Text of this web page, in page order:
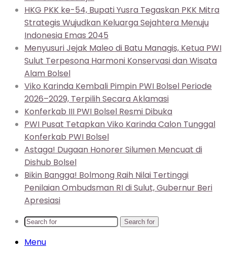
HKG PKK ke-54, Bupati Yusra Tegaskan PKK Mitra
Strategis Wujudkan Keluarga Sejahtera Menuju
Indonesia Emas 2045
Menyusuri Jejak Maleo di Batu Managis, Ketua PWI
Sulut Terpesona Harmoni Konservasi dan Wisata
Alam Bolsel
Viko Karinda Kembali Pimpin PWI Bolsel Periode
2026–2029, Terpilih Secara Aklamasi
Konferkab III PWI Bolsel Resmi Dibuka
PWI Pusat Tetapkan Viko Karinda Calon Tunggal
Konferkab PWI Bolsel
Astaga! Dugaan Honorer Silumen Mencuat di
Dishub Bolsel
Bikin Bangga! Bolmong Raih Nilai Tertinggi
Penilaian Ombudsman RI di Sulut, Gubernur Beri
Apresiasi
Search for
Menu